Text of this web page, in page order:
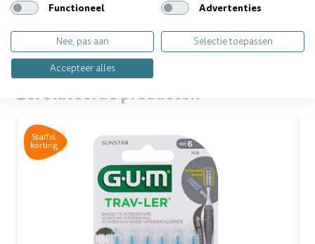
graag!
Gerelateerde producten
Staffel
korting
Functioneel
Advertenties
Nee, pas aan
Selectie toepassen
Accepteer alles